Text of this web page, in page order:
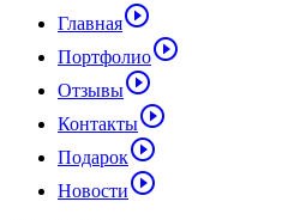
Главнаяplay_circle_outline
Портфолиоplay_circle_outline
Отзывыplay_circle_outline
Контактыplay_circle_outline
Подарокplay_circle_outline
Новостиplay_circle_outline